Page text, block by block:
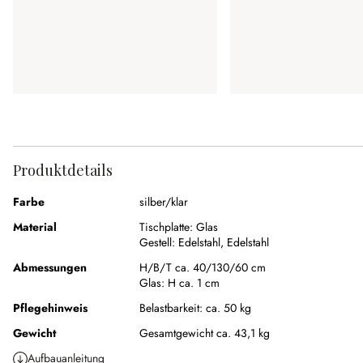
Produktdetails
Farbe
silber/klar
Material
Tischplatte: Glas
Gestell: Edelstahl, Edelstahl
Abmessungen
H/B/T ca. 40/130/60 cm
Glas: H ca. 1 cm
Pflegehinweis
Belastbarkeit: ca. 50 kg
Gewicht
Gesamtgewicht ca. 43,1 kg
Aufbauanleitung